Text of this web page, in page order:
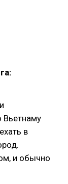
Вьетнаму
в
и обычно